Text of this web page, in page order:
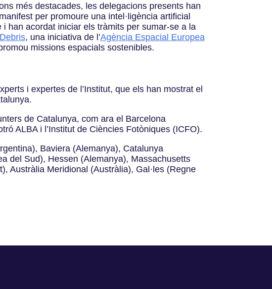
més destacades, les delegacions presents han
per promoure una intel·ligència artificial
i han acordat iniciar els tràmits per sumar-se a la
, una iniciativa de l’Agència Espacial Europea
missions espacials sostenibles.
i expertes de l’Institut, que els han mostrat el
de Catalunya, com ara el Barcelona
ALBA i l’Institut de Ciències Fotòniques (ICFO).
Baviera (Alemanya), Catalunya
del Sud), Hessen (Alemanya), Massachusetts
Austràlia Meridional (Austràlia), Gal·les (Regne